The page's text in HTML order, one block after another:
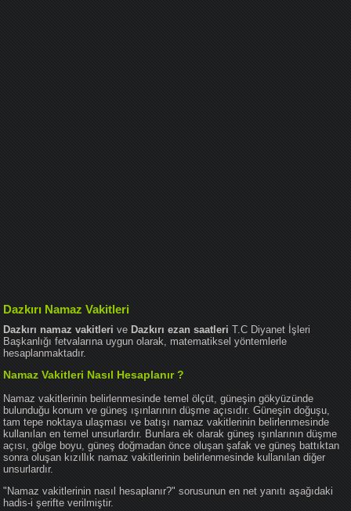
Dazkırı Namaz Vakitleri
Dazkırı namaz vakitleri ve Dazkırı ezan saatleri T.C Diyanet İşleri
Başkanlığı fetvalarına uygun olarak, matematiksel yöntemlerle
hesaplanmaktadır.
Namaz Vakitleri Nasıl Hesaplanır ?
Namaz vakitlerinin belirlenmesinde temel ölçüt, güneşin gökyüzünde
bulunduğu konum ve güneş ışınlarının düşme açısıdır. Güneşin doğuşu,
tam tepe noktaya ulaşması ve batışı namaz vakitlerinin belirlenmesinde
kullanılan en temel unsurlardır. Bunlara ek olarak güneş ışınlarının düşme
açısı, gölge boyu, güneş doğmadan önce oluşan şafak ve güneş battıktan
sonra oluşan kızıllık namaz vakitlerinin belirlenmesinde kullanılan diğer
unsurlardır.
"Namaz vakitlerinin nasıl hesaplanır?" sorusunun en net yanıtı aşağıdaki
hadis-i şerifte verilmiştir.